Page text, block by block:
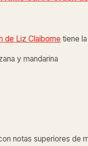
de Liz Claiborne tiene
y mandarina
notas superiores de